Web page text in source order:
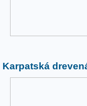
Karpatská